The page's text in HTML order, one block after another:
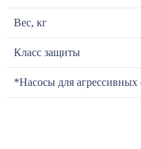
Вес, кг
Класс защиты
*Насосы для агрессивных